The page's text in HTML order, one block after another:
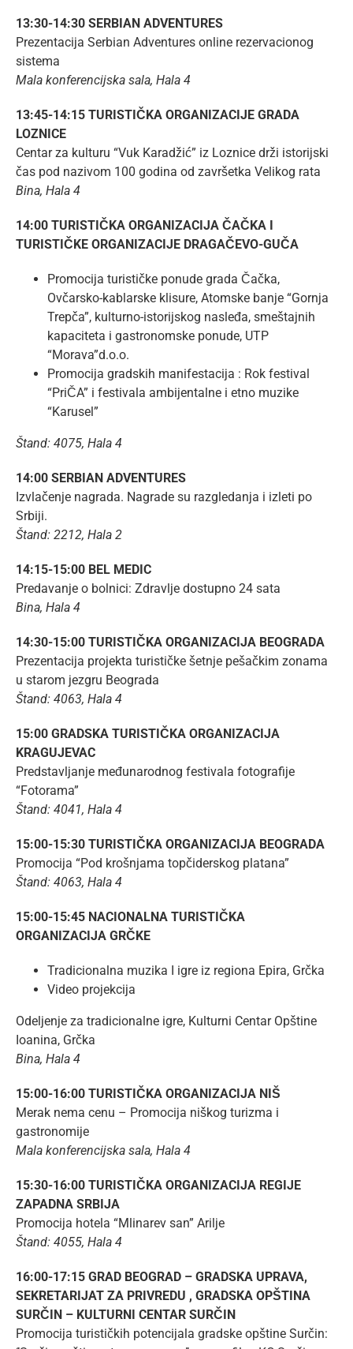
13:30-14:30 SERBIAN ADVENTURES
Prezentacija Serbian Adventures online rezervacionog
sistema
Mala konferencijska sala, Hala 4
13:45-14:15 TURISTIČKA ORGANIZACIJE GRADA
LOZNICE
Centar za kulturu “Vuk Karadžić” iz Loznice drži istorijski
čas pod nazivom 100 godina od završetka Velikog rata
Bina, Hala 4
14:00 TURISTIČKA ORGANIZACIJA ČAČKA I
TURISTIČKE ORGANIZACIJE DRAGAČEVO-GUČA
Promocija turističke ponude grada Čačka,
Ovčarsko-kablarske klisure, Atomske banje “Gornja
Trepča”, kulturno-istorijskog nasleđa, smeštajnih
kapaciteta i gastronomske ponude, UTP
“Morava”d.o.o.
Promocija gradskih manifestacija : Rok festival
“PriČA” i festivala ambijentalne i etno muzike
“Karusel”
Štand: 4075, Hala 4
14:00 SERBIAN ADVENTURES
Izvlačenje nagrada. Nagrade su razgledanja i izleti po
Srbiji.
Štand: 2212, Hala 2
14:15-15:00 BEL MEDIC
Predavanje o bolnici: Zdravlje dostupno 24 sata
Bina, Hala 4
14:30-15:00 TURISTIČKA ORGANIZACIJA BEOGRADA
Prezentacija projekta turističke šetnje pešačkim zonama
u starom jezgru Beograda
Štand: 4063, Hala 4
15:00 GRADSKA TURISTIČKA ORGANIZACIJA
KRAGUJEVAC
Predstavljanje međunarodnog festivala fotografije
“Fotorama”
Štand: 4041, Hala 4
15:00-15:30 TURISTIČKA ORGANIZACIJA BEOGRADA
Promocija “Pod krošnjama topčiderskog platana”
Štand: 4063, Hala 4
15:00-15:45 NACIONALNA TURISTIČKA
ORGANIZACIJA GRČKE
Tradicionalna muzika I igre iz regiona Epira, Grčka
Video projekcija
Odeljenje za tradicionalne igre, Kulturni Centar Opštine
Ioanina, Grčka
Bina, Hala 4
15:00-16:00 TURISTIČKA ORGANIZACIJA NIŠ
Merak nema cenu – Promocija niškog turizma i
gastronomije
Mala konferencijska sala, Hala 4
15:30-16:00 TURISTIČKA ORGANIZACIJA REGIJE
ZAPADNA SRBIJA
Promocija hotela “Mlinarev san” Arilje
Štand: 4055, Hala 4
16:00-17:15 GRAD BEOGRAD – GRADSKA UPRAVA,
SEKRETARIJAT ZA PRIVREDU , GRADSKA OPŠTINA
SURČIN – KULTURNI CENTAR SURČIN
Promocija turističkih potencijala gradske opštine Surčin: